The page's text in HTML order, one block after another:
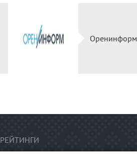
Оренинформ
РЕЙТИНГИ